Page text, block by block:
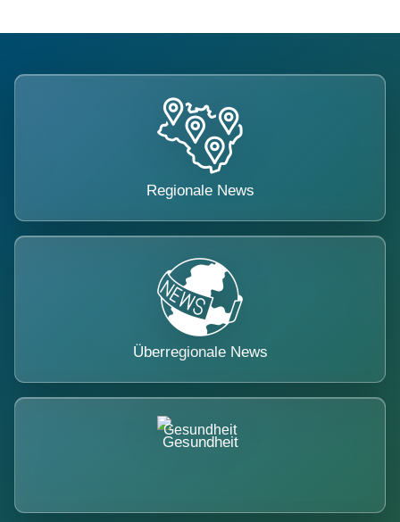
Regionale News
Überregionale News
Gesundheit